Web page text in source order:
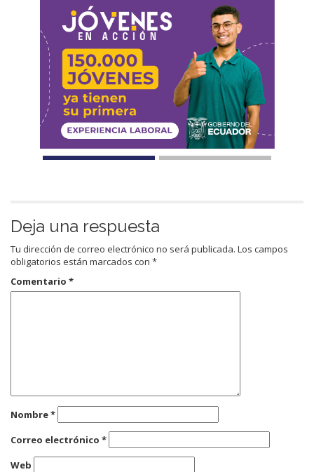
Deja una respuesta
Tu dirección de correo electrónico no será publicada. Los campos
obligatorios están marcados con *
Comentario *
Nombre*
Correo electrónico *
Web